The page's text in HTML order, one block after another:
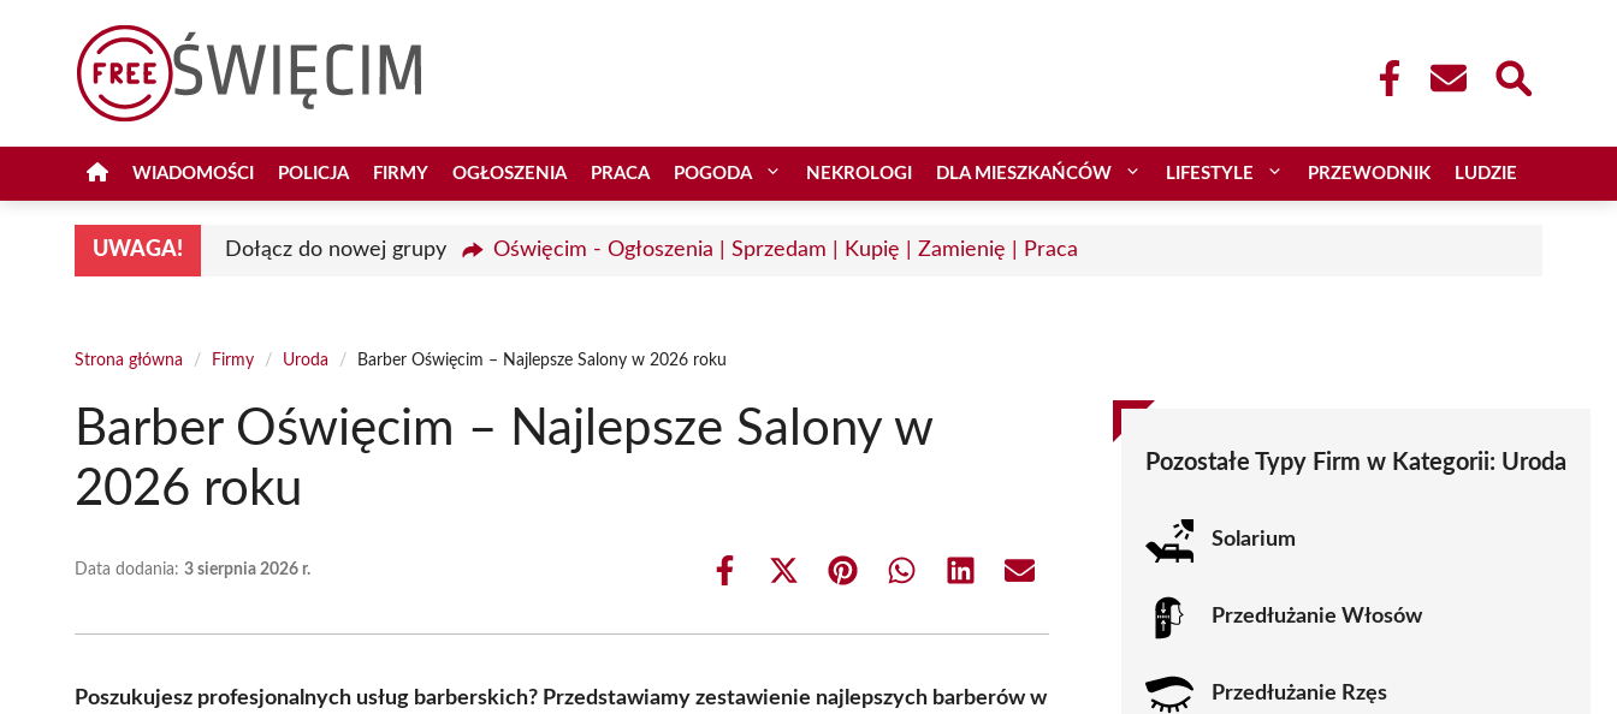
WIADOMOŚCI POLICJA FIRMY OGŁOSZENIA PRACA POGODA NEKROLOGI DLA MIESZKAŃCÓW LIFESTYLE PRZEWODNIK LUDZIE
UWAGA! Dołącz do nowej grupy Oświęcim - Ogłoszenia | Sprzedam | Kupię | Zamienię | Praca
Strona główna / Firmy / Uroda / Barber Oświęcim – Najlepsze Salony w 2026 roku
Barber Oświęcim – Najlepsze Salony w
2026 roku
Data dodania: 3 sierpnia 2026 r.
Share
Share
(Twitter)
Share Share Share Share
Poszukujesz profesjonalnych usług barberskich? Przedstawiamy zestawienie najlepszych barberów w
Pozostałe Typy Firm w Kategorii: Uroda
Solarium
Przedłużanie Włosów
Przedłużanie Rzęs